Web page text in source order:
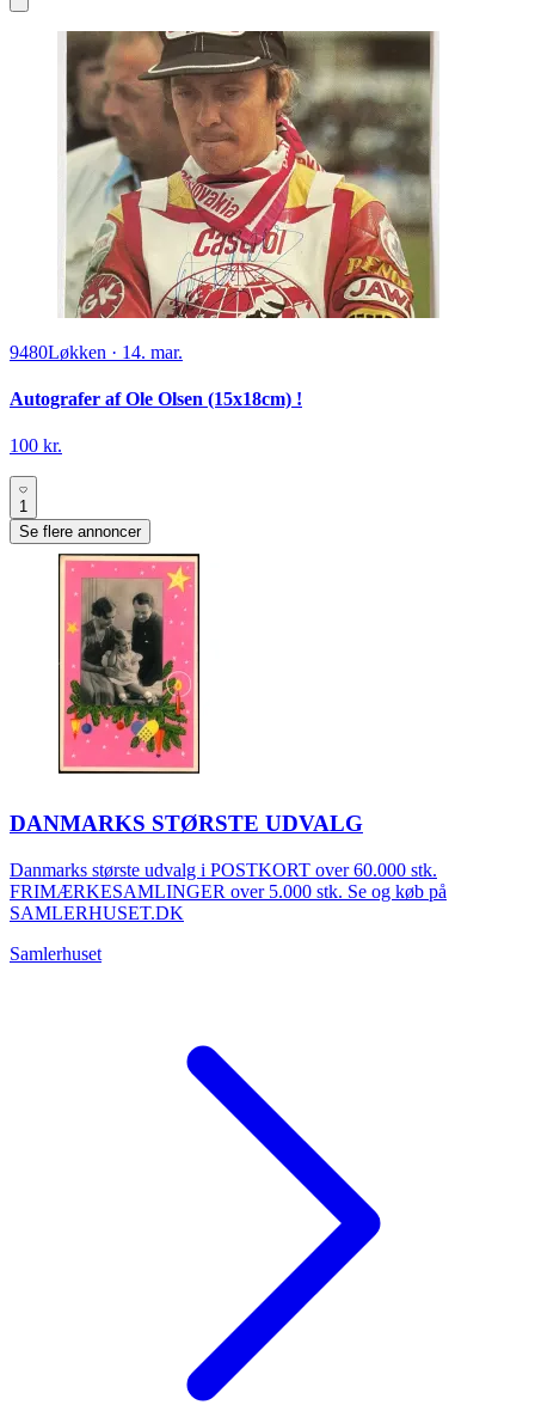
9480Løkken · 14. mar.
Autografer af Ole Olsen (15x18cm) !
100 kr.
1
Se flere annoncer
DANMARKS STØRSTE UDVALG
Danmarks største udvalg i POSTKORT over 60.000 stk.
FRIMÆRKESAMLINGER over 5.000 stk. Se og køb på
SAMLERHUSET.DK
Samlerhuset